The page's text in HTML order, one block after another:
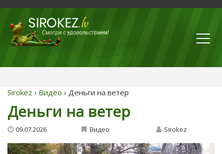
Sirokez › Видео › Деньги на ветер
Деньги на ветер
09.07.2026 Видео Sirokez